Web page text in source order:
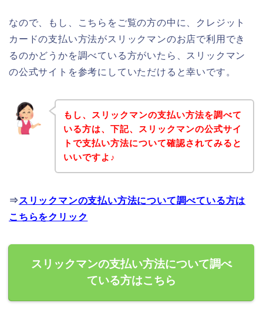
なので、もし、こちらをご覧の方の中に、クレジット
カードの支払い方法がスリックマンのお店で利用でき
るのかどうかを調べている方がいたら、スリックマン
の公式サイトを参考にしていただけると幸いです。
もし、スリックマンの支払い方法を調べて
いる方は、下記、スリックマンの公式サイ
トで支払い方法について確認されてみると
いいですよ♪
⇒ スリックマンの支払い方法について調べている方は
こちらをクリック
スリックマンの支払い方法について調べ
ている方はこちら